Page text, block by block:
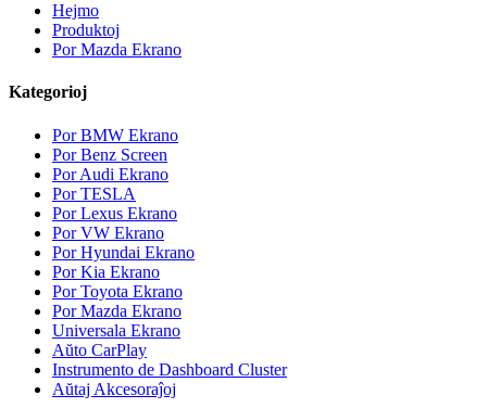
Hejmo
Produktoj
Por Mazda Ekrano
Kategorioj
Por BMW Ekrano
Por Benz Screen
Por Audi Ekrano
Por TESLA
Por Lexus Ekrano
Por VW Ekrano
Por Hyundai Ekrano
Por Kia Ekrano
Por Toyota Ekrano
Por Mazda Ekrano
Universala Ekrano
Aŭto CarPlay
Instrumento de Dashboard Cluster
Aŭtaj ​​Akcesoraĵoj